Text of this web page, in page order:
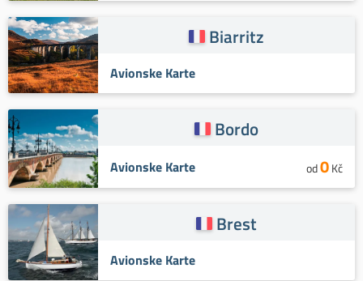
Biarritz
Avionske Karte
Bordo
Avionske Karte od0Kč
Brest
Avionske Karte